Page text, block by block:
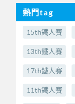
熱門tag
15th鐵人賽
13th鐵人賽
17th鐵人賽
11th鐵人賽